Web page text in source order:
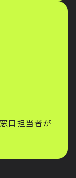
口担当者が